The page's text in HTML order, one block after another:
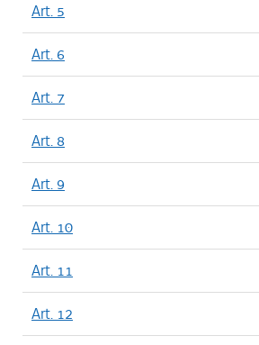
Art. 5
Art. 6
Art. 7
Art. 8
Art. 9
Art. 10
Art. 11
Art. 12